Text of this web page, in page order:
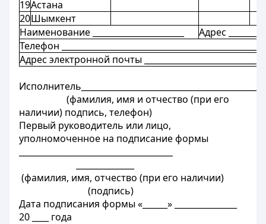
19Астана
20Шымкент
Наименование ______________________
Адрес
Телефон
Адрес электронной почты
(фамилия, имя и отчество (при его
наличии) подпись, телефон)
Первый руководитель или лицо,
уполномоченное на подписание формы
(фамилия, имя, отчество (при его наличии)
(подпись)
Дата подписания формы «______» _______________
20 ____ года